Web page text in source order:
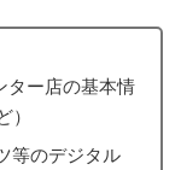
ター店の基本情
等のデジタル